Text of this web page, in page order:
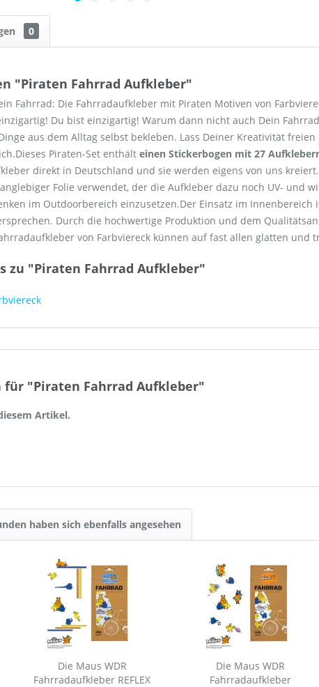
0
"Piraten Fahrrad Aufkleber"
Fahrrad: Die Fahrradaufkleber mit Piraten Motiven von
Du bist einzigartig! Warum dann nicht auch Dein
aus dem Alltag selbst bekleben. Lass Deiner Kreativität
Piraten-Set enthält einen Stickerbogen mit 27
direkt in Deutschland und sie werden eigens von uns
Folie verwendet, der die Aufkleber dazu noch UV- und
im Outdoorbereich einzusetzen.Der Einsatz im
Durch die hochwertige Produktion und dem
von Farbviereck künnen auf fast allen glatten und
zu "Piraten Fahrrad Aufkleber"
für "Piraten Fahrrad Aufkleber"
Artikel.
haben sich ebenfalls angesehen
Die Maus WDR
Fahrradaufkleber REFLEX
Die Maus WDR
Fahrradaufkleber